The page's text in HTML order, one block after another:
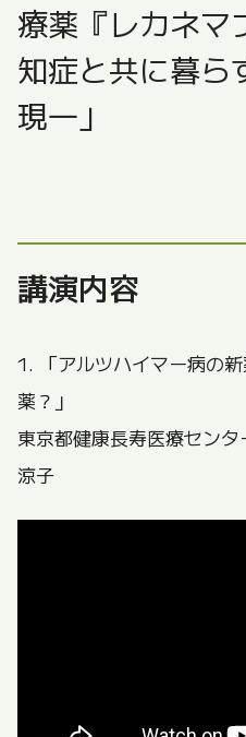
療薬『レカネマ
知症と共に暮ら
現―」
講演内容
1. 「アルツハイマー病の
薬？」
東京都健康長寿医療セン
涼子